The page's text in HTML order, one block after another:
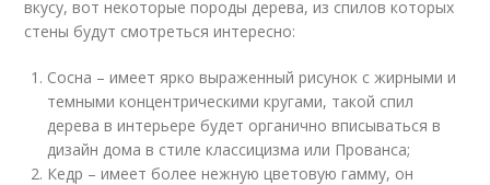
вкусу, вот некоторые породы дерева, из спилов которых
стены будут смотреться интересно:
Сосна – имеет ярко выраженный рисунок с жирными и
темными концентрическими кругами, такой спил
дерева в интерьере будет органично вписываться в
дизайн дома в стиле классицизма или Прованса;
Кедр – имеет более нежную цветовую гамму, он